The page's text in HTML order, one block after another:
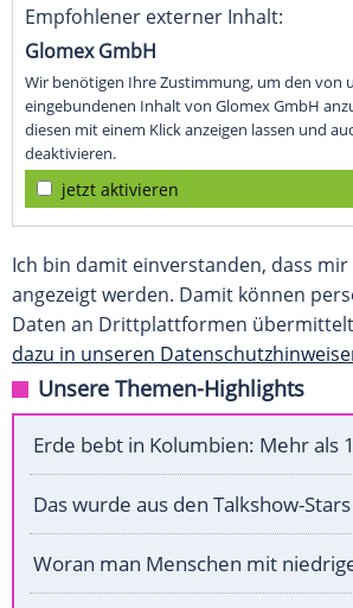
Empfohlener externer Inhalt:
Glomex GmbH
Wir benötigen Ihre Zustimmung, um den von
eingebundenen Inhalt von Glomex GmbH
diesen mit einem Klick anzeigen lassen und
deaktivieren.
jetzt aktivieren
Ich bin damit einverstanden, dass
angezeigt werden. Damit können
Daten an Drittplattformen
dazu in unseren
Unsere Themen-Highlights
Erde bebt in Kolumbien: Mehr als
Das wurde aus den Talkshow-
Woran man Menschen mit